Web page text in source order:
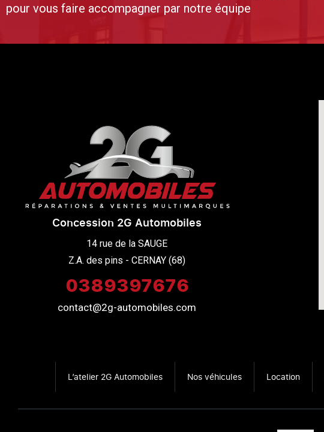
pour vous faire accompagner par notre équipe
Concession 2G Automobiles
14 rue de la SAUGE
Z.A. des pins - CERNAY (68)
0389397676
contact@2g-automobiles.com
L’atelier 2G Automobiles Nos véhicules Location